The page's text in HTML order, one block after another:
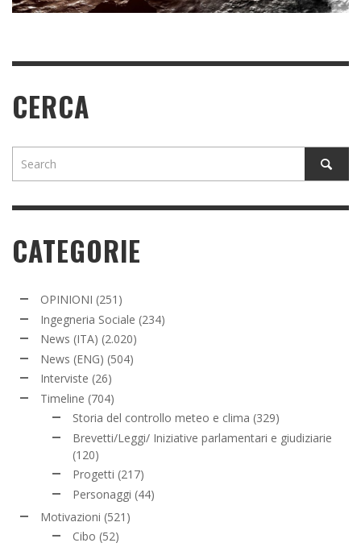
CERCA
CATEGORIE
OPINIONI (251)
Ingegneria Sociale (234)
News (ITA) (2.020)
News (ENG) (504)
Interviste (26)
Timeline (704)
Storia del controllo meteo e clima (329)
Brevetti/Leggi/ Iniziative parlamentari e giudiziarie
(120)
Progetti (217)
Personaggi (44)
Motivazioni (521)
Cibo (52)